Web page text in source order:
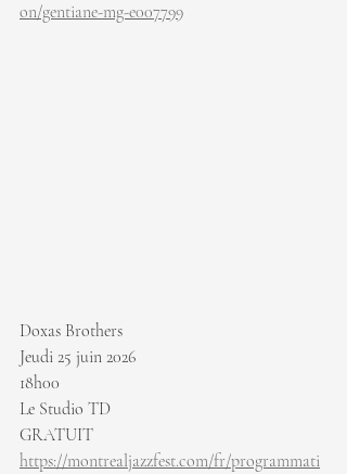
on/gentiane-mg-e007799
Doxas Brothers
Jeudi 25 juin 2026
18h00
Le Studio TD
GRATUIT
https://montrealjazzfest.com/fr/programmati